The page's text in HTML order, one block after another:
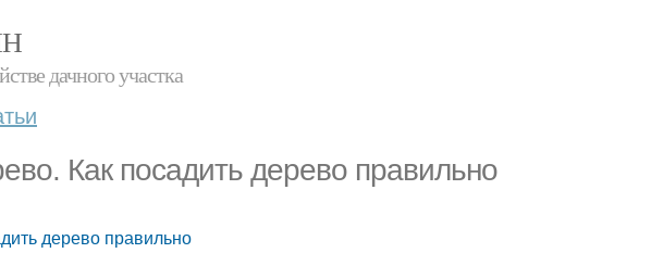
дачного участка
Как посадить дерево правильно
дерево правильно